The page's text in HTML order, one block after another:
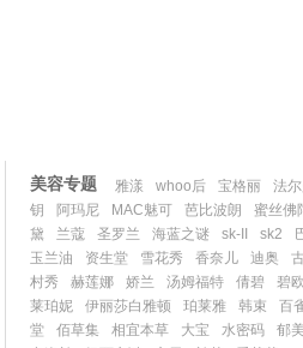
美容专题 雅漾 whoo后 宝格丽 法
钥
阿玛尼 MAC魅可 芭比波朗 蜜丝佛
黛
兰蔻 圣罗兰 海蓝之谜 sk-II sk2
玉兰油
资生堂 雪花秀 香奈儿 迪奥
村秀
赫莲娜 娇兰 汤姆福特 倩碧 碧
莱珀妮
伊丽莎白雅顿 珀莱雅 韩束 百
堂
佰草集 相宜本草 大宝 水密码 郁